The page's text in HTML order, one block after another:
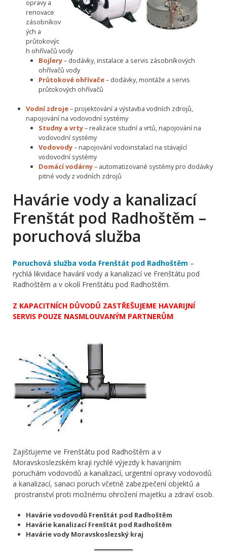
opravy a
renovace
zásobníkov
ých a
průtokovýc
h ohřívačů vody
Bojlery– dodávky, instalace a servis zásobníkových
ohřívačů vody
Průtokové ohřívače– dodávky, montáže a servis
průtokových ohřívačů
Vodní zdroje– projektování a výstavba vodních zdrojů,
napojování na vodovodní systémy
Studny a vrty– realizace studní a vrtů, napojování na
vodovodní systémy
Vodovody– napojování vodoinstalací na stávající
vodovodní systémy
Domácí vodárny– automatizované systémy pro dodávky
pitné vody z vodních zdrojů
Havárie vody a kanalizací
Frenštát pod Radhoštěm –
poruchová služba
Poruchová služba voda Frenštát pod Radhoštěm –
rychlá likvidace havárií vody a kanalizací ve Frenštátu pod
Radhoštěm a v okolí Frenštátu pod Radhoštěm.
Z KAPACITNÍCH DŮVODŮ ZASTŘEŠUJEME HAVARIJNÍ
SERVIS POUZE NASMLOUVANÝM PARTNERŮM
Zajišťujeme ve Frenštátu pod Radhoštěm a v
Moravskoslezském kraji rychlé výjezdy k havarijním
poruchám vodovodů a kanalizací, urgentní opravy vodovodů
a kanalizací, sanaci poruch včetně zabezpečení objektů a
prostranství proti možnému ohrožení majetku a zdraví osob.
Havárie vodovodů Frenštát pod Radhoštěm
Havárie kanalizací Frenštát pod Radhoštěm
Havárie vody Moravskoslezský kraj